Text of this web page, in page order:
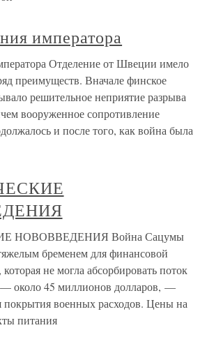
императора
Отделение от Швеции имело
преимуществ. Вначале финское
решительное неприятие разрыва
вооруженное сопротивление
и после того, как война была
НОВОВВЕДЕНИЯ Война Сацумы
бременем для финансовой
не могла абсорбировать поток
около 45 миллионов долларов, —
покрытия военных расходов. Цены на
питания